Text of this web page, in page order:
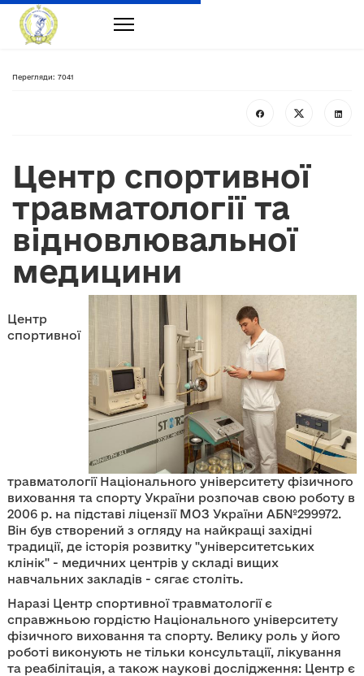
Перегляди: 7041
Центр спортивної
травматології та
відновлювальної
медицини
Центр
спортивної
травматології Національного університету фізичного
виховання та спорту України розпочав свою роботу в
2006 р. на підставі ліцензії МОЗ України АБ№299972.
Він був створений з огляду на найкращі західні
традиції, де історія розвитку "університетських
клінік" - медичних центрів у складі вищих
навчальних закладів - сягає століть.
Наразі Центр спортивної травматології є
справжньою гордістю Національного університету
фізичного виховання та спорту. Велику роль у його
роботі виконують не тільки консультації, лікування
та реабілітація, а також наукові дослідження: Центр є